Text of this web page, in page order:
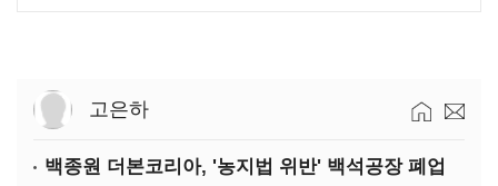
고은하
백종원 더본코리아, '농지법 위반' 백석공장 폐업